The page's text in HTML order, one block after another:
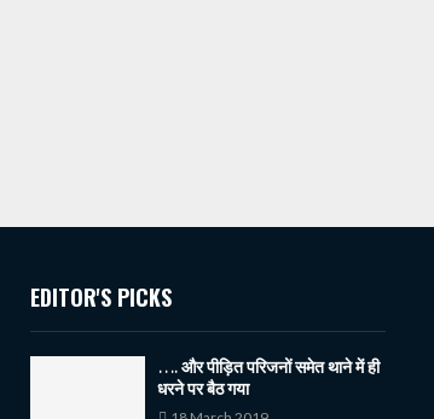
EDITOR'S PICKS
…. और पीड़ित परिजनों समेत थाने में ही
धरने पर बैठ गया